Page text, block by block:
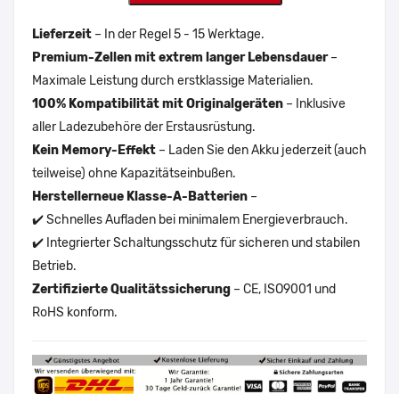
Lieferzeit – In der Regel 5 - 15 Werktage.
Premium-Zellen mit extrem langer Lebensdauer–
Maximale Leistung durch erstklassige Materialien.
100% Kompatibilität mit Originalgeräten – Inklusive
aller Ladezubehöre der Erstausrüstung.
Kein Memory-Effekt – Laden Sie den Akku jederzeit (auch
teilweise) ohne Kapazitätseinbußen.
Herstellerneue Klasse-A-Batterien –
✔️ Schnelles Aufladen bei minimalem Energieverbrauch.
✔️ Integrierter Schaltungsschutz für sicheren und stabilen
Betrieb.
Zertifizierte Qualitätssicherung – CE, ISO9001 und
RoHS konform.